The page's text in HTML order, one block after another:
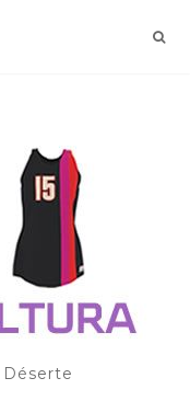
Déserte